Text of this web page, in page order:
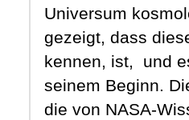
Universum
gezeigt, dass
kennen, ist,
und
seinem Beginn.
die von NASA-